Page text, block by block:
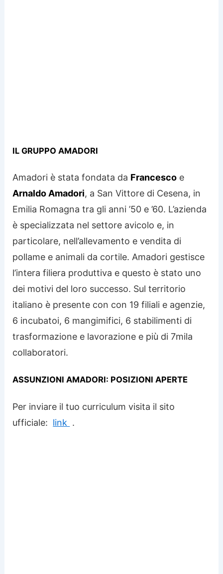
IL GRUPPO AMADORI
Amadori è stata fondata da Francesco e
Arnaldo Amadori, a San Vittore di Cesena, in
Emilia Romagna tra gli anni ’50 e ’60. L’azienda
è specializzata nel settore avicolo e, in
particolare, nell’allevamento e vendita di
pollame e animali da cortile. Amadori gestisce
l’intera filiera produttiva e questo è stato uno
dei motivi del loro successo. Sul territorio
italiano è presente con con 19 filiali e agenzie,
6 incubatoi, 6 mangimifici, 6 stabilimenti di
trasformazione e lavorazione e più di 7mila
collaboratori.
ASSUNZIONI AMADORI: POSIZIONI APERTE
Per inviare il tuo curriculum visita il sito
ufficiale: link .